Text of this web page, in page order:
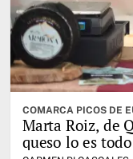
COMARCA PICOS DE
Marta Roiz, de
queso lo es